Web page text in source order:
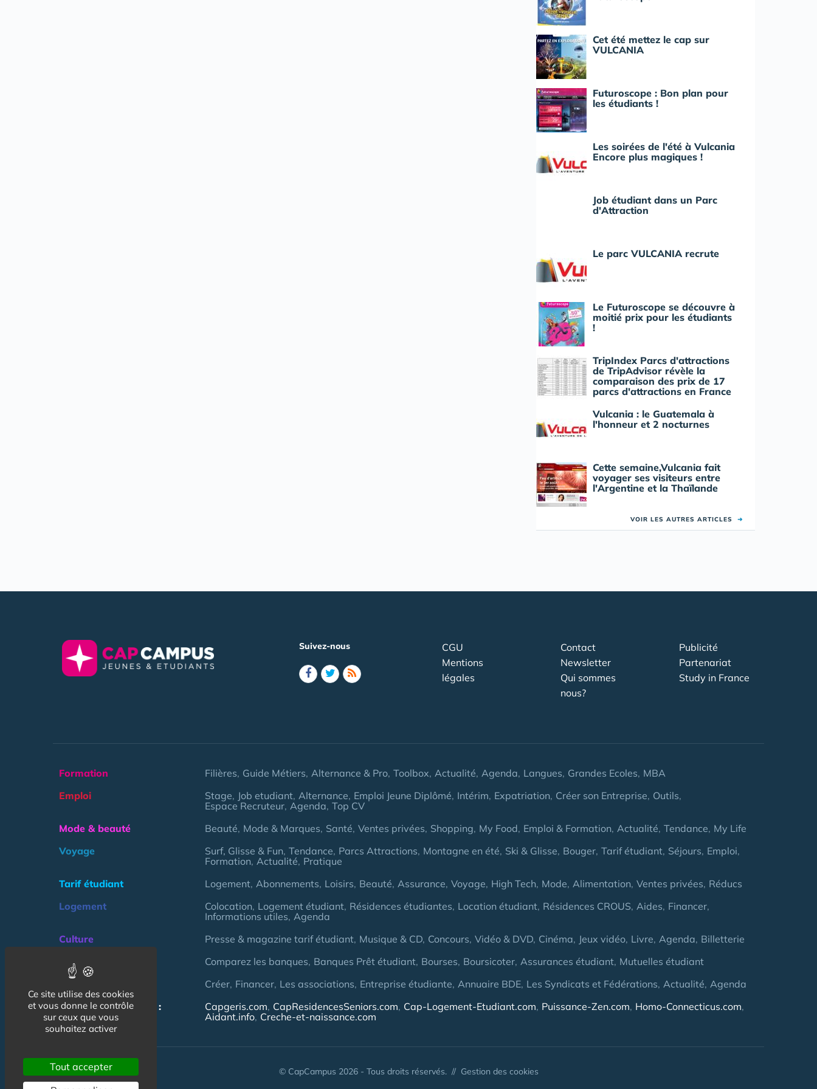
Cet été mettez le cap sur
VULCANIA
Futuroscope : Bon plan pour
les étudiants !
Les soirées de l'été à Vulcania
Encore plus magiques !
Job étudiant dans un Parc
d'Attraction
Le parc VULCANIA recrute
Le Futuroscope se découvre à
moitié prix pour les étudiants
!
TripIndex Parcs d'attractions
de TripAdvisor révèle la
comparaison des prix de 17
parcs d'attractions en France
Vulcania : le Guatemala à
l'honneur et 2 nocturnes
Cette semaine,Vulcania fait
voyager ses visiteurs entre
l'Argentine et la Thaïlande
VOIR LES AUTRES ARTICLES ➜
Suivez-nous
CGU
Mentions
légales
Contact
Newsletter
Qui sommes
nous?
Publicité
Partenariat
Study in France
Formation Filières Guide Métiers Alternance & Pro Toolbox Actualité Agenda Langues Grandes Ecoles MBA
Emploi
Stage Job etudiant Alternance Emploi Jeune Diplômé Intérim Expatriation Créer son Entreprise Outils
Espace Recruteur Agenda Top CV
Mode & beauté
Beauté Mode & Marques Santé Ventes privées Shopping My Food Emploi & Formation Actualité Tendance My Life
Voyage
Surf, Glisse & Fun Tendance Parcs Attractions Montagne en été Ski & Glisse Bouger Tarif étudiant Séjours Emploi
Formation Actualité Pratique
Tarif étudiant
Logement Abonnements Loisirs Beauté Assurance Voyage High Tech Mode Alimentation Ventes privées Réducs
Logement
Colocation Logement étudiant Résidences étudiantes Location étudiant Résidences CROUS Aides Financer
Informations utiles Agenda
Culture
Presse & magazine tarif étudiant Musique & CD Concours Vidéo & DVD Cinéma Jeux vidéo Livre Agenda Billetterie
Argent
Comparez les banques Banques Prêt étudiant Bourses Boursicoter Assurances étudiant Mutuelles étudiant
Créer Financer Les associations Entreprise étudiante Annuaire BDE Les Syndicats et Fédérations Actualité Agenda
NOS AUTRES SITES :
Capgeris.com CapResidencesSeniors.com Cap-Logement-Etudiant.com Puissance-Zen.com Homo-Connecticus.com
Aidant.info Creche-et-naissance.com
© CapCampus 2026 - Tous droits réservés. // Gestion des cookies
Ce site utilise des cookies
et vous donne le contrôle
sur ceux que vous
souhaitez activer
Tout accepter